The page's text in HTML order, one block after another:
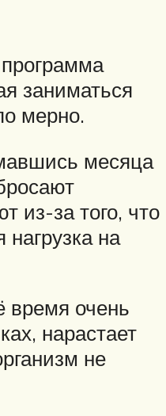
программа
заниматься
мерно.
месяца
из-за того, что
нагрузка на
очень
нарастает
не